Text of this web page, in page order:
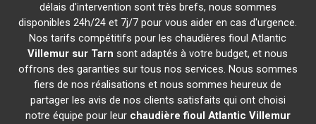
délais d'intervention sont très brefs, nous sommes
disponibles 24h/24 et 7j/7 pour vous aider en cas d'urgence.
Nos tarifs compétitifs pour les chaudières fioul Atlantic
Villemur sur Tarn sont adaptés à votre budget, et nous
offrons des garanties sur tous nos services. Nous sommes
fiers de nos réalisations et nous sommes heureux de
partager les avis de nos clients satisfaits qui ont choisi
notre équipe pour leur chaudière fioul Atlantic Villemur